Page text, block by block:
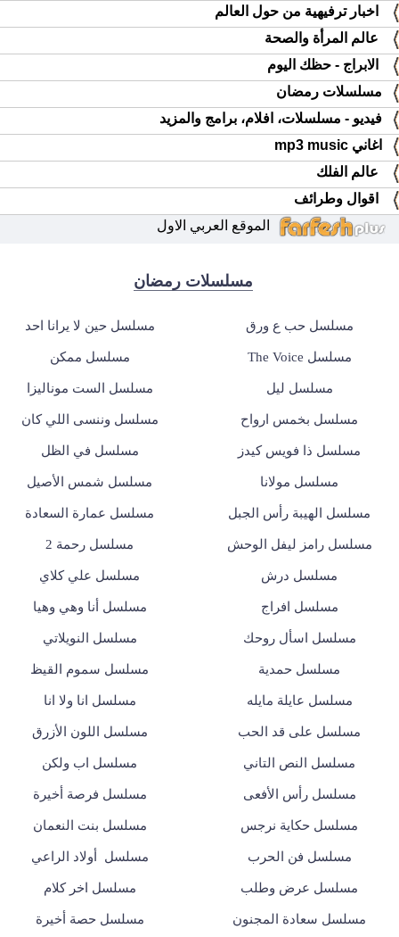
اخبار ترفيهية من حول العالم
عالم المرأة والصحة
الابراج - حظك اليوم
مسلسلات رمضان
فيديو - مسلسلات، افلام، برامج والمزيد
اغاني mp3 music
عالم الفلك
اقوال وطرائف
الموقع العربي الاول
مسلسلات رمضان
مسلسل حب ع ورق مسلسل حين لا يرانا احد
مسلسل The Voice مسلسل ممكن
مسلسل ليل مسلسل الست موناليزا
مسلسل بخمس ارواح مسلسل وننسى اللي كان
مسلسل ذا فويس كيدز مسلسل في الظل
مسلسل مولانا مسلسل شمس الأصيل
مسلسل الهيبة رأس الجبل مسلسل عمارة السعادة
مسلسل رامز ليفل الوحش مسلسل رحمة 2
مسلسل درش مسلسل علي كلاي
مسلسل افراج مسلسل أنا وهي وهيا
مسلسل اسأل روحك مسلسل النويلاتي
مسلسل حمدية مسلسل سموم القيظ
مسلسل عايلة مايله مسلسل انا ولا انا
مسلسل على قد الحب مسلسل اللون الأزرق
مسلسل النص التاني مسلسل اب ولكن
مسلسل رأس الأفعى مسلسل فرصة أخيرة
مسلسل حكاية نرجس مسلسل بنت النعمان
مسلسل فن الحرب مسلسل أولاد الراعي
مسلسل عرض وطلب مسلسل اخر كلام
مسلسل سعادة المجنون مسلسل حصة أخيرة